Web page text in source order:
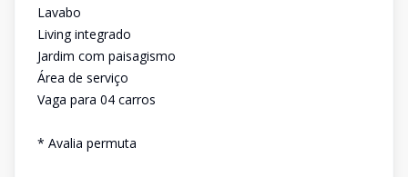
Lavabo
Living integrado
Jardim com paisagismo
Área de serviço
Vaga para 04 carros
* Avalia permuta